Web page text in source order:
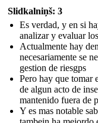
Slidkalniņš: 3
Es verdad, y en si
analizar y evaluar
Actualmente hay
necesariamente se
gestion de riesgps
Pero hay que tomar
de algun acto de
mantenido fuera de
Y es mas notable